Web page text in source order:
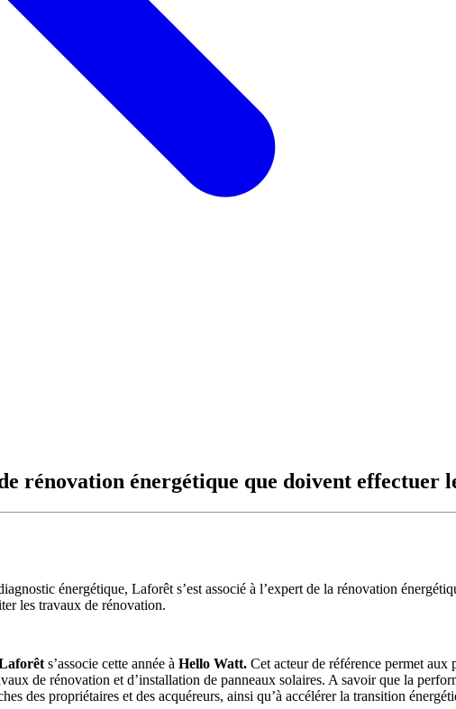
rénovation énergétique que doivent effectuer
énergétique, Laforêt s’est associé à l’expert de la rénovation
les travaux de rénovation.
s’associe cette année à Hello Watt. Cet acteur de référence permet
de rénovation et d’installation de panneaux solaires. A savoir que la
des propriétaires et des acquéreurs, ainsi qu’à accélérer la transition